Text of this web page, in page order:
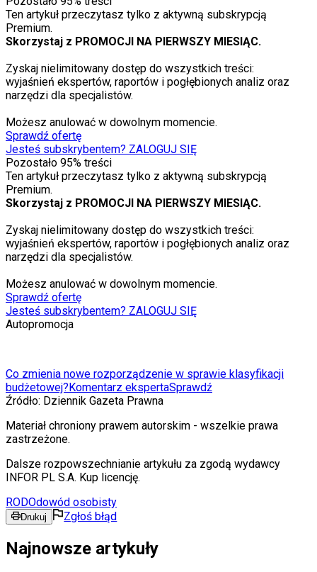
Ten artykuł przeczytasz tylko z aktywną subskrypcją
Premium.
Skorzystaj z PROMOCJI NA PIERWSZY MIESIĄC.
Zyskaj nielimitowany dostęp do wszystkich treści:
wyjaśnień ekspertów, raportów i pogłębionych analiz oraz
narzędzi dla specjalistów.
Możesz anulować w dowolnym momencie.
Sprawdź ofertę
Jesteś subskrybentem? ZALOGUJ SIĘ
Pozostało 95% treści
Ten artykuł przeczytasz tylko z aktywną subskrypcją
Premium.
Skorzystaj z PROMOCJI NA PIERWSZY MIESIĄC.
Zyskaj nielimitowany dostęp do wszystkich treści:
wyjaśnień ekspertów, raportów i pogłębionych analiz oraz
narzędzi dla specjalistów.
Możesz anulować w dowolnym momencie.
Sprawdź ofertę
Jesteś subskrybentem? ZALOGUJ SIĘ
Autopromocja
Co zmienia nowe rozporządzenie w sprawie klasyfikacji
budżetowej?Komentarz ekspertaSprawdź
Źródło: Dziennik Gazeta Prawna
Materiał chroniony prawem autorskim - wszelkie prawa
zastrzeżone.
Dalsze rozpowszechnianie artykułu za zgodą wydawcy
INFOR PL S.A. Kup licencję.
RODOdowód osobisty
Drukuj Zgłoś błąd
Najnowsze artykuły